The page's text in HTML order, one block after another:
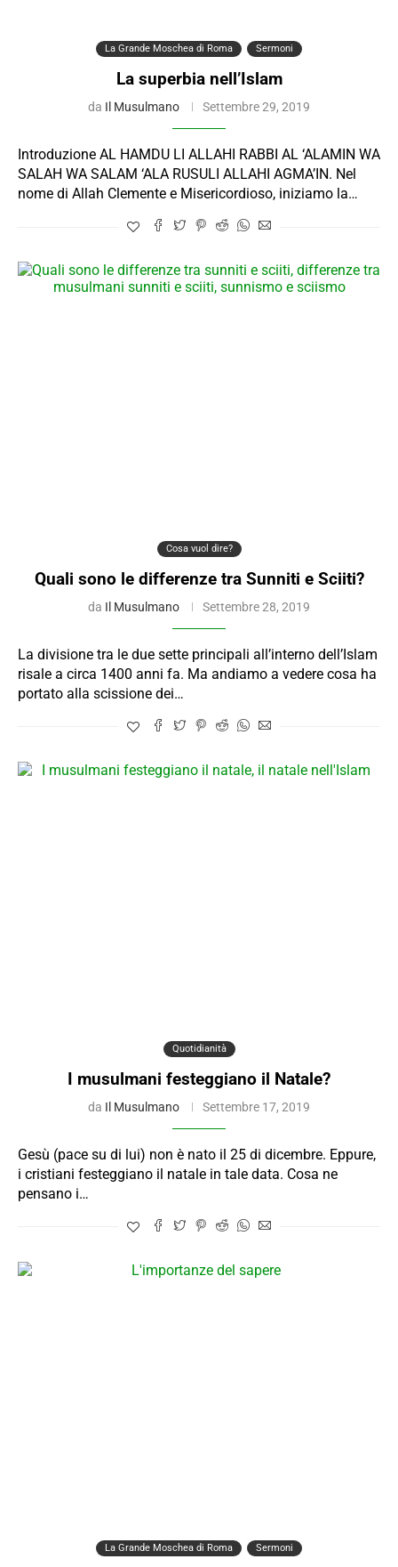
La Grande Moschea di Roma Sermoni
La superbia nell’Islam
da Il Musulmano Settembre 29, 2019
Introduzione AL HAMDU LI ALLAHI RABBI AL ‘ALAMIN WA
SALAH WA SALAM ‘ALA RUSULI ALLAHI AGMA’IN. Nel
nome di Allah Clemente e Misericordioso, iniziamo la…
Cosa vuol dire?
Quali sono le differenze tra Sunniti e Sciiti?
da Il Musulmano Settembre 28, 2019
La divisione tra le due sette principali all’interno dell’Islam
risale a circa 1400 anni fa. Ma andiamo a vedere cosa ha
portato alla scissione dei…
Quotidianità
I musulmani festeggiano il Natale?
da Il Musulmano Settembre 17, 2019
Gesù (pace su di lui) non è nato il 25 di dicembre. Eppure,
i cristiani festeggiano il natale in tale data. Cosa ne
pensano i…
La Grande Moschea di Roma Sermoni